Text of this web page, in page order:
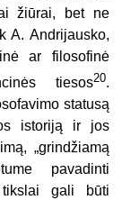
žiūrai, bet ne
A. Andrijausko,
ar filosofinė
tiesos20.
statusą
istoriją ir jos
„grindžiamą
pavadinti
tikslai gali būti